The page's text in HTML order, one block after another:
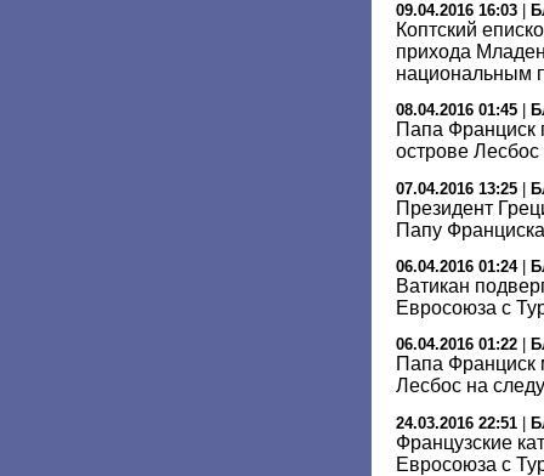
09.04.2016 16:03
Коптский
прихода
национальным
08.04.2016 01:45
Папа Франциск
острове
07.04.2016 13:25 |
Президент
Папу
06.04.2016 01:24|
Ватикан
Евросоюза с
06.04.2016 01:22
Папа Франциск
Лесбос на
24.03.2016 22:51 |
Французские
Евросоюза с